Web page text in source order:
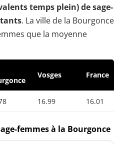
temps plein) de sage-
. La ville de la Bourgonce
que la moyenne
Vosges France
16.99 16.01
femmes à la Bourgonce